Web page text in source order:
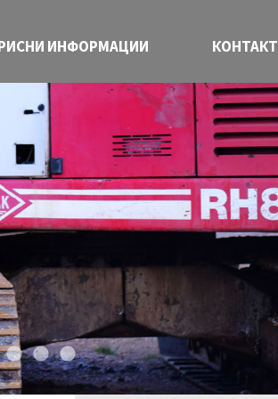
ИНФОРМАЦИИ КОНТАКТ